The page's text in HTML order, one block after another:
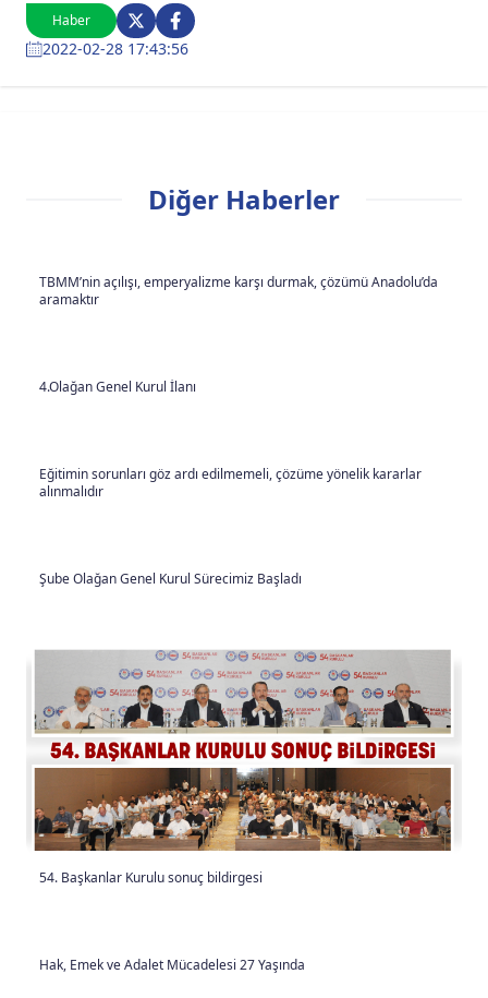
Haber
2022-02-28 17:43:56
Diğer Haberler
TBMM’nin açılışı, emperyalizme karşı durmak, çözümü Anadolu’da
aramaktır
4.Olağan Genel Kurul İlanı
Eğitimin sorunları göz ardı edilmemeli, çözüme yönelik kararlar
alınmalıdır
Şube Olağan Genel Kurul Sürecimiz Başladı
54. Başkanlar Kurulu sonuç bildirgesi
Hak, Emek ve Adalet Mücadelesi 27 Yaşında